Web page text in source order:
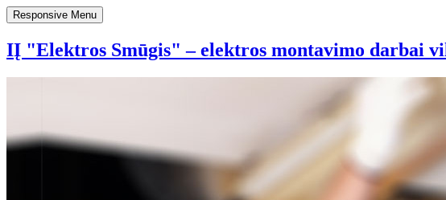
Responsive Menu
IĮ "Elektros Smūgis" – elektros montavimo darbai